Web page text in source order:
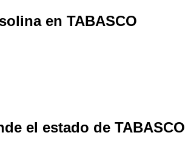
en TABASCO
el estado de TABASCO